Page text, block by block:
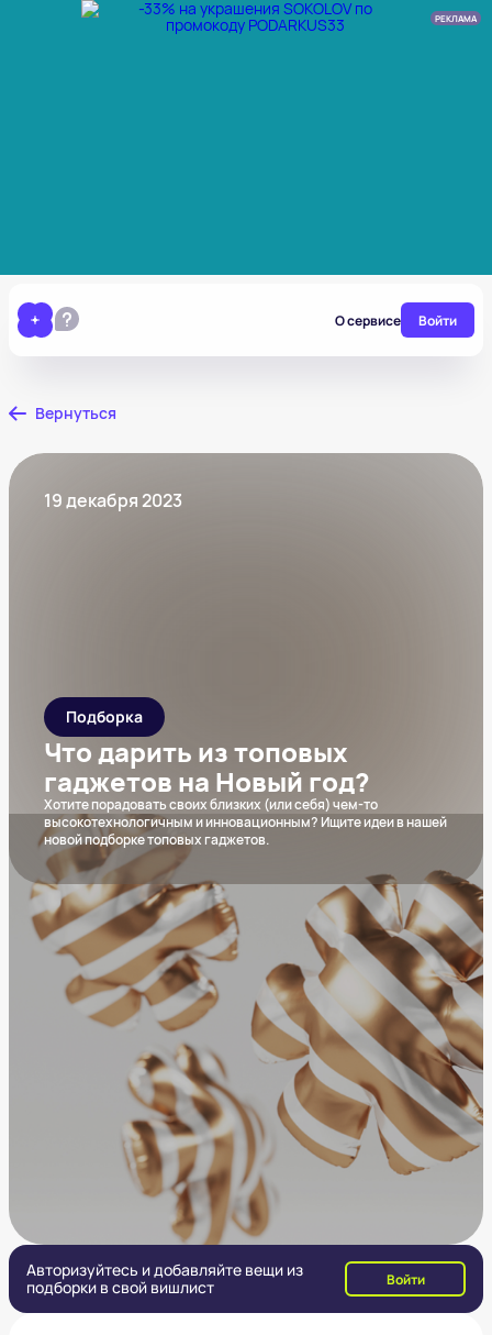
РЕКЛАМА
О сервисе Войти
Вернуться
19 декабря 2023
Подборка
Что дарить из топовых
гаджетов на Новый год?
Хотите порадовать своих близких (или себя) чем-то
высокотехнологичным и инновационным? Ищите идеи в нашей
новой подборке топовых гаджетов.
Авторизуйтесь и добавляйте вещи из
подборки в свой вишлист
Войти